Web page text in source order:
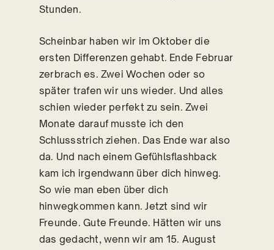
Stunden.
Scheinbar haben wir im Oktober die
ersten Differenzen gehabt. Ende Februar
zerbrach es. Zwei Wochen oder so
später trafen wir uns wieder. Und alles
schien wieder perfekt zu sein. Zwei
Monate darauf musste ich den
Schlussstrich ziehen. Das Ende war also
da. Und nach einem Gefühlsflashback
kam ich irgendwann über dich hinweg.
So wie man eben über dich
hinwegkommen kann. Jetzt sind wir
Freunde. Gute Freunde. Hätten wir uns
das gedacht, wenn wir am 15. August